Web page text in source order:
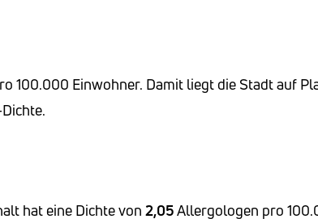
100.000 Einwohner. Damit liegt die Stadt auf
hat eine Dichte von 2,05Allergologen pro